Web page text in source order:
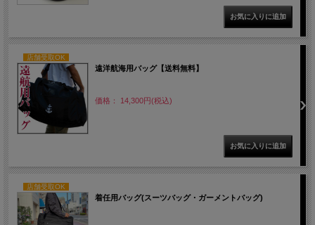
店舗受取OK
遠洋航海用バッグ【送料無料】
価格： 14,300円(税込)
店舗受取OK
着任用バッグ(スーツバッグ・ガーメントバッグ)